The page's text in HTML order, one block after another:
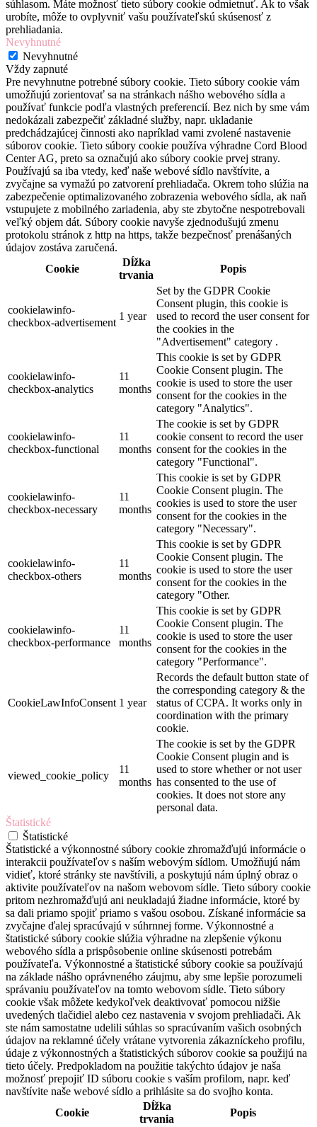
súhlasom. Máte možnosť tieto súbory cookie odmietnuť. Ak to však
urobíte, môže to ovplyvniť vašu používateľskú skúsenosť z
prehliadania.
Nevyhnutné
Nevyhnutné
Vždy zapnuté
Pre nevyhnutne potrebné súbory cookie. Tieto súbory cookie vám
umožňujú zorientovať sa na stránkach nášho webového sídla a
používať funkcie podľa vlastných preferencií. Bez nich by sme vám
nedokázali zabezpečiť základné služby, napr. ukladanie
predchádzajúcej činnosti ako napríklad vami zvolené nastavenie
súborov cookie. Tieto súbory cookie používa výhradne Cord Blood
Center AG, preto sa označujú ako súbory cookie prvej strany.
Používajú sa iba vtedy, keď naše webové sídlo navštívite, a
zvyčajne sa vymažú po zatvorení prehliadača. Okrem toho slúžia na
zabezpečenie optimalizovaného zobrazenia webového sídla, ak naň
vstupujete z mobilného zariadenia, aby ste zbytočne nespotrebovali
veľký objem dát. Súbory cookie navyše zjednodušujú zmenu
protokolu stránok z http na https, takže bezpečnosť prenášaných
údajov zostáva zaručená.
Cookie
Dĺžka
trvania
Popis
cookielawinfo-
checkbox-advertisement
1 year
Set by the GDPR Cookie
Consent plugin, this cookie is
used to record the user consent for
the cookies in the
"Advertisement" category .
cookielawinfo-
checkbox-analytics
11
months
This cookie is set by GDPR
Cookie Consent plugin. The
cookie is used to store the user
consent for the cookies in the
category "Analytics".
cookielawinfo-
checkbox-functional
11
months
The cookie is set by GDPR
cookie consent to record the user
consent for the cookies in the
category "Functional".
cookielawinfo-
checkbox-necessary
11
months
This cookie is set by GDPR
Cookie Consent plugin. The
cookies is used to store the user
consent for the cookies in the
category "Necessary".
cookielawinfo-
checkbox-others
11
months
This cookie is set by GDPR
Cookie Consent plugin. The
cookie is used to store the user
consent for the cookies in the
category "Other.
cookielawinfo-
checkbox-performance
11
months
This cookie is set by GDPR
Cookie Consent plugin. The
cookie is used to store the user
consent for the cookies in the
category "Performance".
CookieLawInfoConsent 1 year
Records the default button state of
the corresponding category & the
status of CCPA. It works only in
coordination with the primary
cookie.
viewed_cookie_policy
11
months
The cookie is set by the GDPR
Cookie Consent plugin and is
used to store whether or not user
has consented to the use of
cookies. It does not store any
personal data.
Štatistické
Štatistické
Štatistické a výkonnostné súbory cookie zhromažďujú informácie o
interakcii používateľov s naším webovým sídlom. Umožňujú nám
vidieť, ktoré stránky ste navštívili, a poskytujú nám úplný obraz o
aktivite používateľov na našom webovom sídle. Tieto súbory cookie
pritom nezhromažďujú ani neukladajú žiadne informácie, ktoré by
sa dali priamo spojiť priamo s vašou osobou. Získané informácie sa
zvyčajne ďalej spracúvajú v súhrnnej forme. Výkonnostné a
štatistické súbory cookie slúžia výhradne na zlepšenie výkonu
webového sídla a prispôsobenie online skúsenosti potrebám
používateľa. Výkonnostné a štatistické súbory cookie sa používajú
na základe nášho oprávneného záujmu, aby sme lepšie porozumeli
správaniu používateľov na tomto webovom sídle. Tieto súbory
cookie však môžete kedykoľvek deaktivovať pomocou nižšie
uvedených tlačidiel alebo cez nastavenia v svojom prehliadači. Ak
ste nám samostatne udelili súhlas so spracúvaním vašich osobných
údajov na reklamné účely vrátane vytvorenia zákazníckeho profilu,
údaje z výkonnostných a štatistických súborov cookie sa použijú na
tieto účely. Predpokladom na použitie takýchto údajov je naša
možnosť prepojiť ID súboru cookie s vaším profilom, napr. keď
navštívite naše webové sídlo a prihlásite sa do svojho konta.
Cookie
Dĺžka
trvania
Popis